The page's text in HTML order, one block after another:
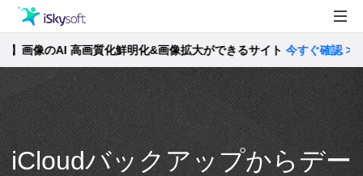
製品
Utility
製品活用事例
ストア
サポート
のAI 高画質化鮮明化&画像拡大ができるサイト今すぐ確認 >>
iCloudバックアップからデー